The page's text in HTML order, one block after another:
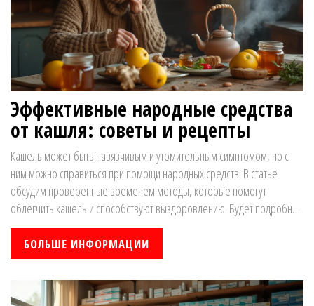
Эффективные народные средства
от кашля: советы и рецепты
Кашель может быть навязчивым и утомительным симптомом, но с
ним можно справиться при помощи народных средств. В статье
обсудим проверенные временем методы, которые помогут
облегчить кашель и способствуют выздоровлению. Будет подробно
рассказано о домашних рецептах с помощью натуральных
ингредиентов и полезных привычках для укрепления иммунитета.
Также рассмотрим различные способы, как быстро устранить кашель
и улучшить самочувствие.
БОЛЬШЕ ИНФОРМАЦИИ